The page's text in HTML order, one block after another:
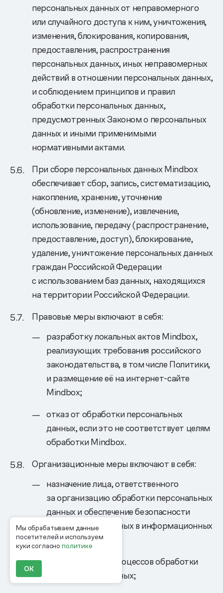
Мы обрабатываем данные
посетителей и используем
куки согласнополитике
ОК
персональных данных от неправомерного
или случайного доступа к ним, уничтожения,
изменения, блокирования, копирования,
предоставления, распространения
персональных данных, иных неправомерных
действий в отношении персональных данных,
и соблюдением принципов и правил
обработки персональных данных,
предусмотренных Законом о персональных
данных и иными применимыми
нормативными актами.
При сборе персональных данных Mindbox
обеспечивает сбор, запись, систематизацию,
накопление, хранение, уточнение
(обновление, изменение), извлечение,
использование, передачу (распространение,
предоставление, доступ), блокирование,
удаление, уничтожение персональных данных
граждан Российской Федерации
с использованием баз данных, находящихся
на территории Российской Федерации.
Правовые меры включают в себя:
разработку локальных актов Mindbox,
реализующих требования российского
законодательства, в том числе Политики,
и размещение её на интернет-сайте
Mindbox;
отказ от обработки персональных
данных, если это не соответствует целям
обработки Mindbox.
Организационные меры включают в себя:
назначение лица, ответственного
за организацию обработки персональных
данных и обеспечение безопасности
персональных данных в информационных
системах;
регламентацию процессов обработки
персональных данных;